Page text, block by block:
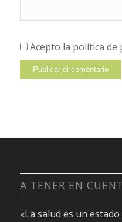
Acepto la política de
A TENER EN
«La salud es un